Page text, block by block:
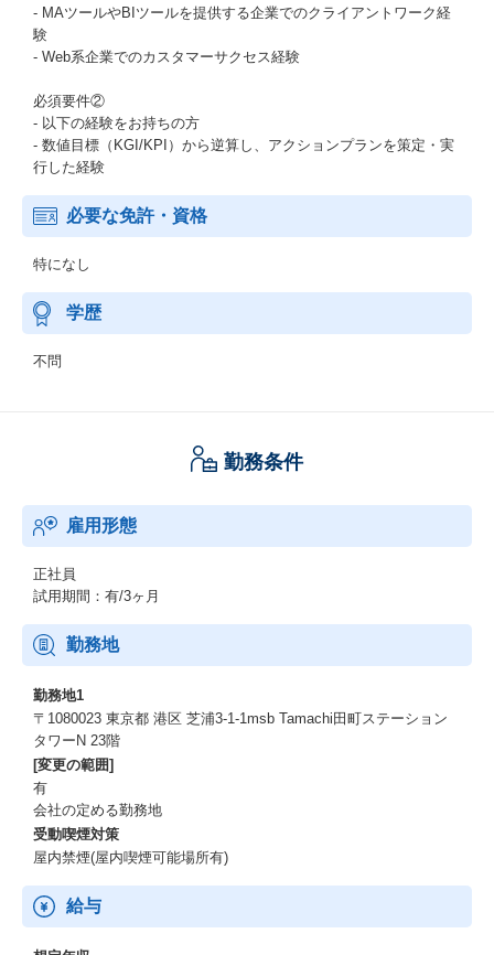
- MAツールやBIツールを提供する企業でのクライアントワーク経
験
- Web系企業でのカスタマーサクセス経験
必須要件②
- 以下の経験をお持ちの方
- 数値目標（KGI/KPI）から逆算し、アクションプランを策定・実
行した経験
必要な免許・資格
特になし
学歴
不問
勤務条件
雇用形態
正社員
試用期間：有/3ヶ月
勤務地
勤務地1
〒1080023 東京都 港区 芝浦3-1-1msb Tamachi田町ステーション
タワーN 23階
[変更の範囲]
有
会社の定める勤務地
受動喫煙対策
屋内禁煙(屋内喫煙可能場所有)
給与